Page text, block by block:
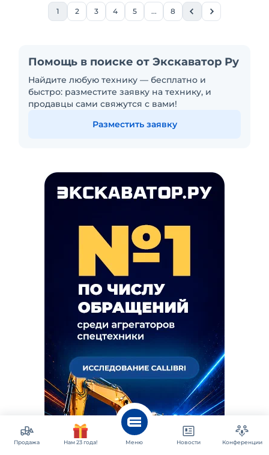
1 2 3 4 5 ... 8
Помощь в поиске от Экскаватор Ру
Найдите любую технику — бесплатно и
быстро: разместите заявку на технику, и
продавцы сами свяжутся с вами!
Разместить заявку
Продажа Нам 23 года! Меню Новости Конференции